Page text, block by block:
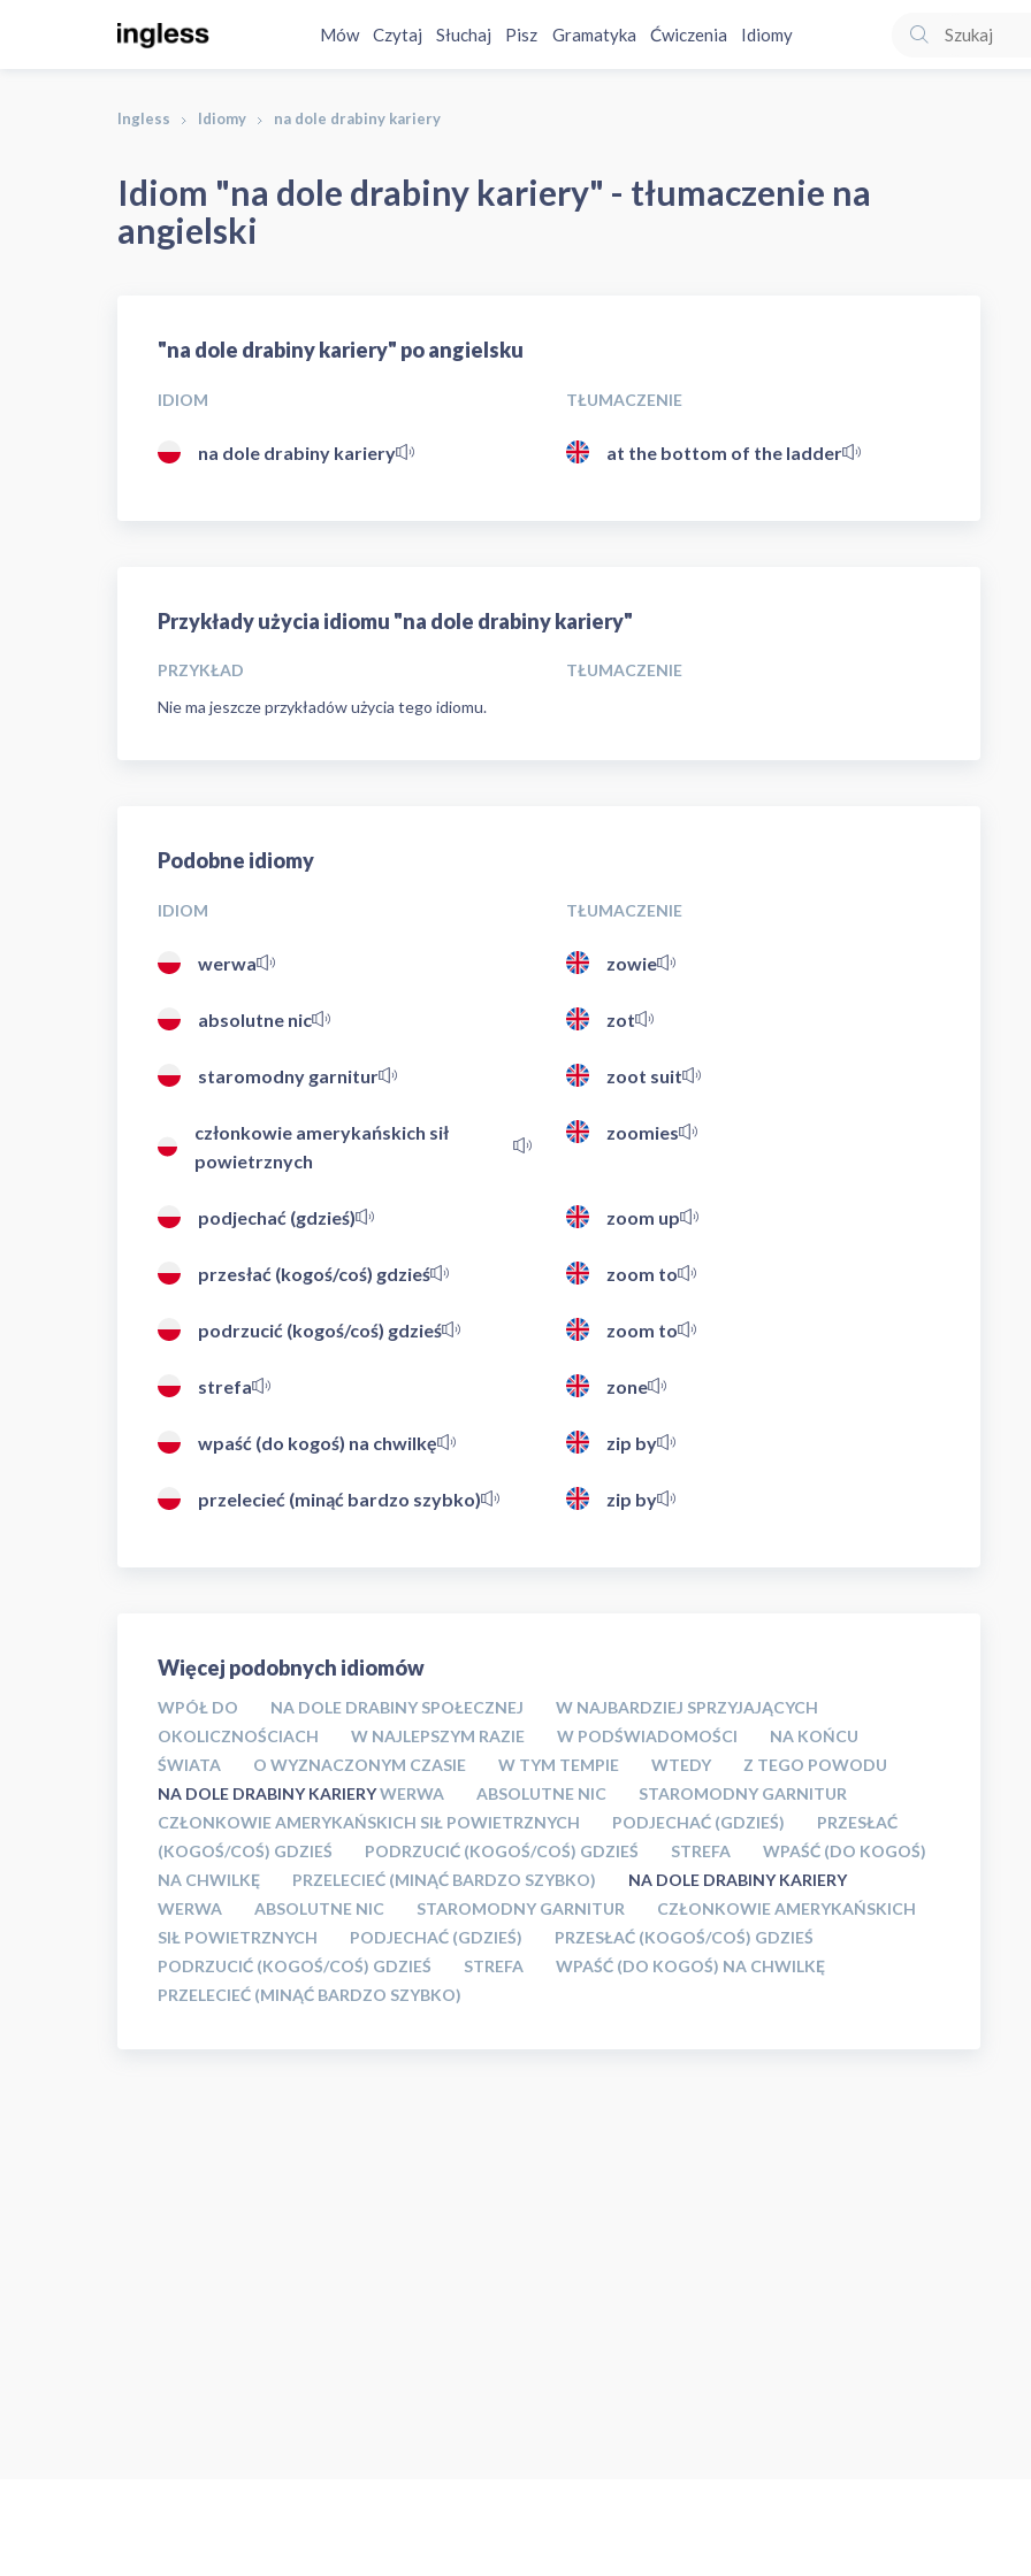
Mów Czytaj Słuchaj Pisz Gramatyka Ćwiczenia Idiomy
Ingless Idiomy na dole drabiny kariery
Idiom "na dole drabiny kariery" - tłumaczenie na
angielski
"na dole drabiny kariery" po angielsku
IDIOM TŁUMACZENIE
na dole drabiny kariery at the bottom of the ladder
Przykłady użycia idiomu "na dole drabiny kariery"
PRZYKŁAD
TŁUMACZENIE
Nie ma jeszcze przykładów użycia tego idiomu.
Podobne idiomy
IDIOM TŁUMACZENIE
werwa zowie
absolutne nic zot
staromodny garnitur zoot suit
członkowie amerykańskich sił
powietrznych
zoomies
podjechać (gdzieś) zoom up
przesłać (kogoś/coś) gdzieś zoom to
podrzucić (kogoś/coś) gdzieś zoom to
strefa zone
wpaść (do kogoś) na chwilkę zip by
przelecieć (minąć bardzo szybko) zip by
Więcej podobnych idiomów
WPÓŁ DO NA DOLE DRABINY SPOŁECZNEJ
W NAJBARDZIEJ SPRZYJAJĄCYCH
OKOLICZNOŚCIACH
W NAJLEPSZYM RAZIE W PODŚWIADOMOŚCI
NA KOŃCU
ŚWIATA
O WYZNACZONYM CZASIE W TYM TEMPIE WTEDY
Z TEGO POWODU
NA DOLE DRABINY KARIERYWERWA ABSOLUTNE NIC
STAROMODNY GARNITUR
CZŁONKOWIE AMERYKAŃSKICH SIŁ POWIETRZNYCH
PODJECHAĆ (GDZIEŚ)
PRZESŁAĆ
(KOGOŚ/COŚ) GDZIEŚ
PODRZUCIĆ (KOGOŚ/COŚ) GDZIEŚ STREFA
WPAŚĆ (DO KOGOŚ)
NA CHWILKĘ
PRZELECIEĆ (MINĄĆ BARDZO SZYBKO)
NA DOLE DRABINY KARIERY
WERWA
ABSOLUTNE NIC STAROMODNY GARNITUR
CZŁONKOWIE AMERYKAŃSKICH
SIŁ POWIETRZNYCH
PODJECHAĆ (GDZIEŚ)
PRZESŁAĆ (KOGOŚ/COŚ) GDZIEŚ
PODRZUCIĆ (KOGOŚ/COŚ) GDZIEŚ
STREFA
WPAŚĆ (DO KOGOŚ) NA CHWILKĘ
PRZELECIEĆ (MINĄĆ BARDZO SZYBKO)